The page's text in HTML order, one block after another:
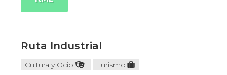
Ruta Industrial
Cultura y Ocio Turismo